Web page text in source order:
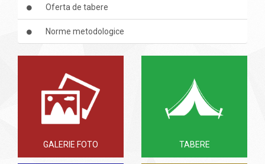
Oferta de tabere
Norme metodologice
GALERIE FOTO TABERE